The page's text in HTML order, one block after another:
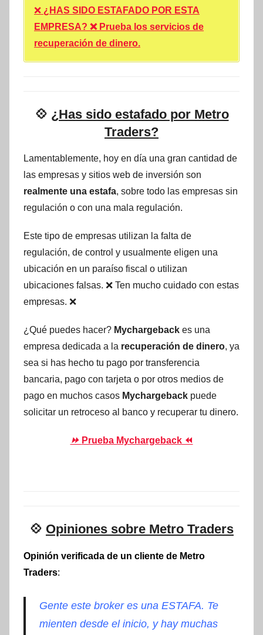
❌ ¿HAS SIDO ESTAFADO POR ESTA
EMPRESA? ❌ Prueba los servicios de
recuperación de dinero.
💠 ¿Has sido estafado por Metro
Traders?
Lamentablemente, hoy en día una gran cantidad de
las empresas y sitios web de inversión son
realmente una estafa, sobre todo las empresas sin
regulación o con una mala regulación.
Este tipo de empresas utilizan la falta de
regulación, de control y usualmente eligen una
ubicación en un paraíso fiscal o utilizan
ubicaciones falsas. ❌ Ten mucho cuidado con estas
empresas. ❌
¿Qué puedes hacer? Mychargeback es una
empresa dedicada a la recuperación de dinero, ya
sea si has hecho tu pago por transferencia
bancaria, pago con tarjeta o por otros medios de
pago en muchos casos Mychargeback puede
solicitar un retroceso al banco y recuperar tu dinero.
⏩ Prueba Mychargeback ⏪
💠 Opiniones sobre Metro Traders
Opinión verificada de un cliente de Metro
Traders:
Gente este broker es una ESTAFA. Te
mienten desde el inicio, y hay muchas